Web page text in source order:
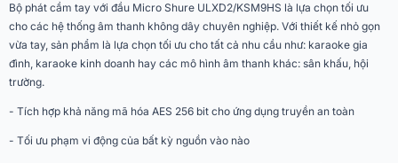
Đáp tuyến tần số 20 Hz ~ 20 kHz
Độ méo tiếng < 0.1%
Nhiệt độ hoạt động
Pin sạc Shure SB900 Li-Ion or AA
Bộ phát cầm tay với đầu Micro Shure ULXD2/KSM9HS là lựa chọn tối ưu
cho các hệ thống âm thanh không dây chuyên nghiệp. Với thiết kế nhỏ gọn
vừa tay, sản phẩm là lựa chọn tối ưu cho tất cả nhu cầu như: karaoke gia
đình, karaoke kinh doanh hay các mô hình âm thanh khác: sân khấu, hội
trường.
- Tích hợp khả năng mã hóa AES 256 bit cho ứng dụng truyền an toàn
- Tối ưu phạm vi động của bất kỳ nguồn vào nào